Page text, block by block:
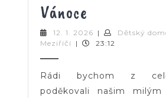
Vánoce
12. 1. 2026 12.
1.
|
Dětský
Meziříčí Dětský
Meziříčí
| 23:12
Rádi bychom z
poděkovali našim milým